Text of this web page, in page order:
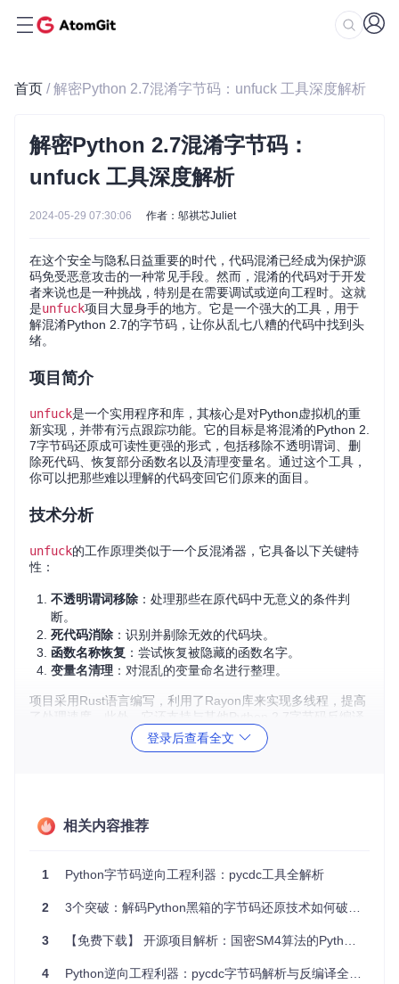
首页 / 解密Python 2.7混淆字节码：unfuck 工具深度解析
解密Python 2.7混淆字节码：
unfuck 工具深度解析
2024-05-29 07:30:06 作者：邬祺芯Juliet
在这个安全与隐私日益重要的时代，代码混淆已经成为保护源
码免受恶意攻击的一种常见手段。然而，混淆的代码对于开发
者来说也是一种挑战，特别是在需要调试或逆向工程时。这就
是unfuck项目大显身手的地方。它是一个强大的工具，用于
解混淆Python 2.7的字节码，让你从乱七八糟的代码中找到头
绪。
项目简介
unfuck是一个实用程序和库，其核心是对Python虚拟机的重
新实现，并带有污点跟踪功能。它的目标是将混淆的Python 2.
7字节码还原成可读性更强的形式，包括移除不透明谓词、删
除死代码、恢复部分函数名以及清理变量名。通过这个工具，
你可以把那些难以理解的代码变回它们原来的面目。
技术分析
unfuck的工作原理类似于一个反混淆器，它具备以下关键特
性：
不透明谓词移除 ：处理那些在原代码中无意义的条件判
断。
死代码消除 ：识别并剔除无效的代码块。
函数名称恢复 ：尝试恢复被隐藏的函数名字。
变量名清理 ：对混乱的变量命名进行整理。
项目采用Rust语言编写，利用了Rayon库来实现多线程，提高
了处理速度。此外，它还支持与其他Python 2.7字节码反编译
器（如uncompyle6）集成，以增强解混淆效果。
混淆过的字节码可用时。
调试：当遇到异常或错误且仅有的信息是混淆的字节码时。
项目特点
命令行接口：易于使用，支持干运行模式，输出代码图，
登录后查看全文
相关内容推荐
1 Python字节码逆向工程利器：pycdc工具全解析
2 3个突破：解码Python黑箱的字节码还原技术如何破解跨版本反编译难题 | python-uncompyle6
3 【免费下载】 开源项目解析：国密SM4算法的Python实现 - pysm4
4 Python逆向工程利器：pycdc字节码解析与反编译全指南